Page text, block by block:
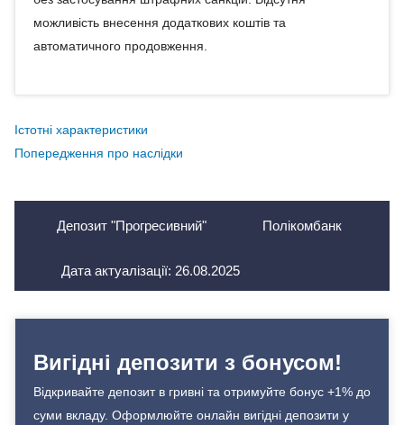
можливість внесення додаткових коштів та
автоматичного продовження.
Істотні характеристики
Попередження про наслідки
Депозит "Прогресивний" Полікомбанк
Дата актуалізації: 26.08.2025
Вигідні депозити з бонусом!
Відкривайте депозит в гривні та отримуйте бонус +1% до
суми вкладу. Оформлюйте онлайн вигідні депозити у